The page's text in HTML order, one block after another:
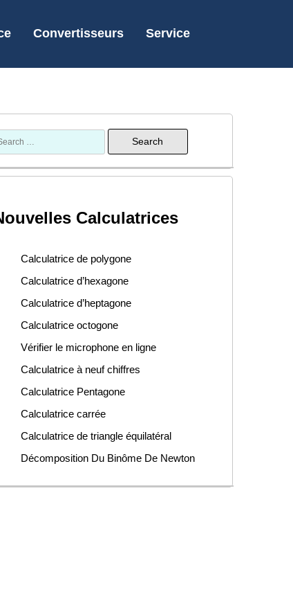
Convertisseurs Service
Calculatrices
Calculatrice de polygone
Calculatrice d’hexagone
Calculatrice d’heptagone
Calculatrice octogone
Vérifier le microphone en ligne
Calculatrice à neuf chiffres
Calculatrice Pentagone
Calculatrice carrée
Calculatrice de triangle équilatéral
Décomposition Du Binôme De Newton